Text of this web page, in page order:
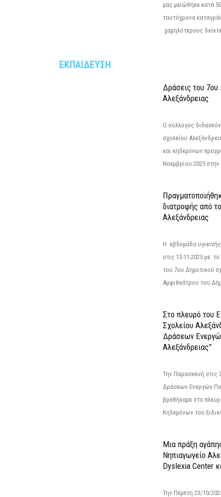
μας μειώθηκε κατά
ταυτόχρονα
χαμηλότερους
ΕΚΠΑΙΔΕΥΣΗ
Δράσεις του 7ου
Αλεξάνδρειας
Ο σύλλογος
σχολείου
και κηδεμόνων
Νοεμβρίου 2025
διατροφής από
Αλεξάνδρειας
Η εβδομάδα
στις 13-11-2025 με
του 7ου Δημοτικού
Αμφιθεάτρου του
Στο πλευρό του
Σχολείου
Δράσεων
Αλεξάνδρειας”
Την Παρασκευή
Δράσεων Ενεργών
βρεθήκαμε στο
Κηδεμόνων του
Μια πράξη
Νηπιαγωγείο
Dyslexia Center
Την Πέμπτη 23/10/